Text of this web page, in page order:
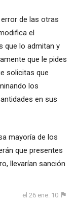
de las otras
el
que lo admitan y
que le pides
solicitas que
los
en sus
mayoría de los
que presentes
llevarían sanción
el 26 ene. 10